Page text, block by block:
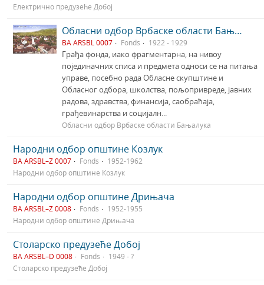
Електрично предузеће Добој
Обласни одбор Врбаске области Бањалука
BA ARSBL 0007 Fonds 1922 - 1929
Грађа фонда, иако фрагментарна, на нивоу
појединачних списа и предмета односи се на питања
управе, посебно рада Обласне скупштине и
Обласног одбора, школства, пољопривреде, јавних
радова, здравства, финансија, саобраћаја,
грађевинарства и социјалн...
Обласни одбор Врбаске области Бањалука
Народни одбор општине Козлук
BA ARSBL–Z 0007 Fonds
1952-1962
Народни одбор општине Козлук
Народни одбор општине Дрињача
BA ARSBL–Z 0008 Fonds
1952-1955
Народни одбор општине Дрињача
Столарско предузеће Добој
BA ARSBL–D 0008 Fonds
1949 - ?
Столарско предузеће Добој